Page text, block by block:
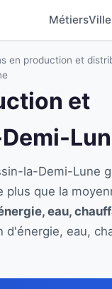
Métiers
en production et
et
la-Demi-Lune
plus que la
eau,
d'énergie, eau,